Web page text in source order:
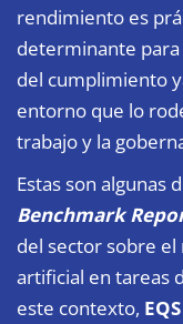
rendimiento es
determinante
del cumplimiento
entorno que lo
trabajo y la
Estas son algunas
Benchmark
del sector sobre
artificial en tareas
este contexto,